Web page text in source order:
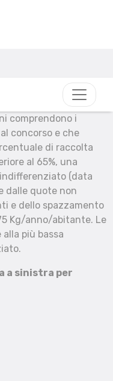
comprendono i
concorso e che
di raccolta
al 65%, una
(data
dalle quote non
e dello spazzamento
Kg/anno/abitante. Le
più bassa
a sinistra per